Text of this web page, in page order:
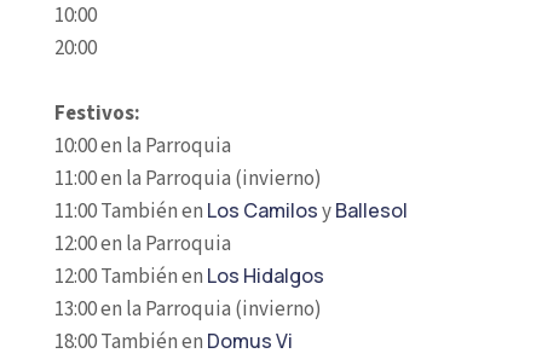
10:00
20:00
Festivos:
10:00 en la Parroquia
11:00 en la Parroquia (invierno)
11:00 También en Los CamilosyBallesol
12:00 en la Parroquia
12:00 También en Los Hidalgos
13:00 en la Parroquia (invierno)
18:00 También en Domus Vi